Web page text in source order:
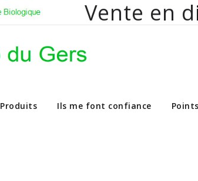
Vente en
Vente en direct de
Produits Ils me font confiance